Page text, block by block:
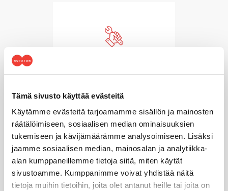
Tämä sivusto käyttää evästeitä
Käytämme evästeitä tarjoamamme sisällön ja mainosten
räätälöimiseen, sosiaalisen median ominaisuuksien
tukemiseen ja kävijämäärämme analysoimiseen. Lisäksi
jaamme sosiaalisen median, mainosalan ja analytiikka-
alan kumppaneillemme tietoja siitä, miten käytät
sivustoamme. Kumppanimme voivat yhdistää näitä
tietoja muihin tietoihin, joita olet antanut heille tai joita on
Huoltopalvelut takaavat
Teknistä ylivoimaa vuodesta